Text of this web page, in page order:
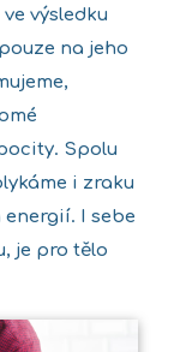
výsledku
na jeho
Spolu
i zraku
energií. I sebe
je pro tělo